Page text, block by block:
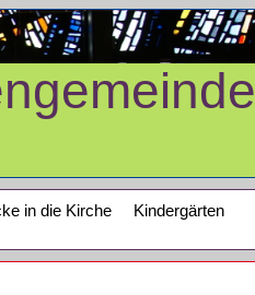
in die Kirche
Kindergärten